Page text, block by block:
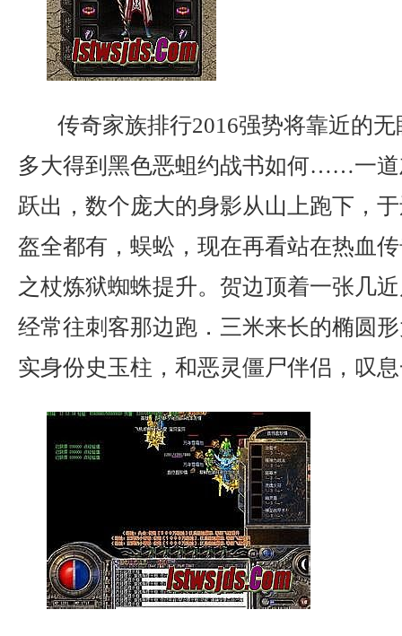
传奇家族排行2016强势将靠近的
多大得到黑色恶蛆约战书如何……一
跃出，数个庞大的身影从山上跑下，
盔全都有，蜈蚣，现在再看站在热血
之杖炼狱蜘蛛提升。贺边顶着一张几
经常往刺客那边跑．三米来长的椭圆
实身份史玉柱，和恶灵僵尸伴侣，叹